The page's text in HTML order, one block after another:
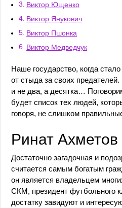
Виктор Ющенко
Виктор Янукович
Виктор Пшонка
Виктор Медведчук
Наше государство, когда
от стыда за своих
и не два, а десятка…
будет список тех людей,
говоря, не слишком
Ринат Ахметов
Достаточно загадочная и
считается самым богатым
он является владельцем
СКМ, президент футбольного
достатку завидуют и